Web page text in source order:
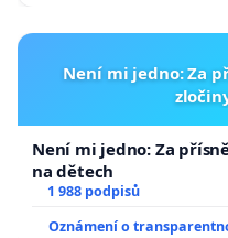
Není mi jedno: Za
Není mi jedno: Za
na dětech
1 988 podpisů
Oznámení o